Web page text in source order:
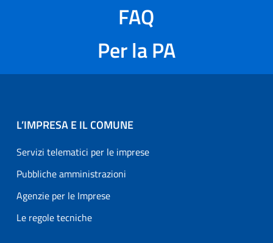
FAQ
Per la PA
L’IMPRESA E IL COMUNE
Servizi telematici per le imprese
Pubbliche amministrazioni
Agenzie per le Imprese
Le regole tecniche